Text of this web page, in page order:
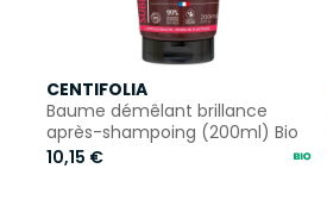
CENTIFOLIA
Baume démêlant brillance
après-shampoing (200ml) Bio
10,15 €